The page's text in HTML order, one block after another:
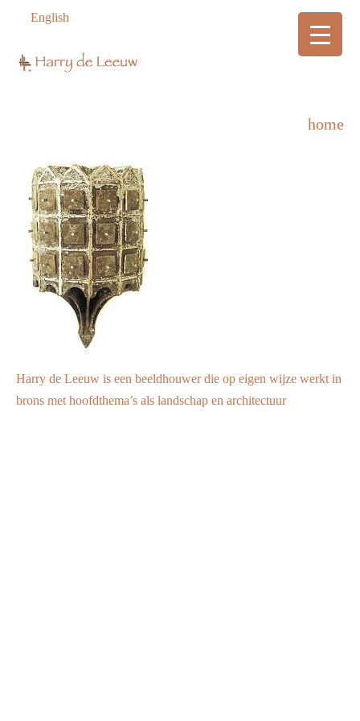
English
home
Harry de Leeuw is een beeldhouwer die op eigen wijze werkt in
brons met hoofdthema’s als landschap en architectuur